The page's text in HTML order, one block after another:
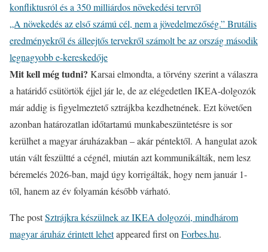
konfliktusról és a 350 milliárdos növekedési tervről
„A növekedés az első számú cél, nem a jövedelmezőség.” Brutális
eredményekről és álleejtős tervekről számolt be az ország második
legnagyobb e-kereskedője
Mit kell még tudni? Karsai elmondta, a törvény szerint a válaszra
a határidő csütörtök éjjel jár le, de az elégedetlen IKEA-dolgozók
már addig is figyelmeztető sztrájkba kezdhetnének. Ezt követően
azonban határozatlan időtartamú munkabeszüntetésre is sor
kerülhet a magyar áruházakban – akár péntektől. A hangulat azok
után vált feszültté a cégnél, miután azt kommunikálták, nem lesz
béremelés 2026-ban, majd úgy korrigálták, hogy nem január 1-
től, hanem az év folyamán később várható.
The postSztrájkra készülnek az IKEA dolgozói, mindhárom
magyar áruház érintett lehetappeared first on Forbes.hu.